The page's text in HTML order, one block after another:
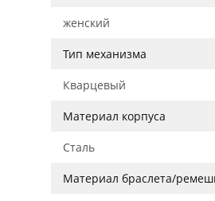
женский
Тип механизма
Кварцевый
Материал корпуса
Сталь
Материал браслета/